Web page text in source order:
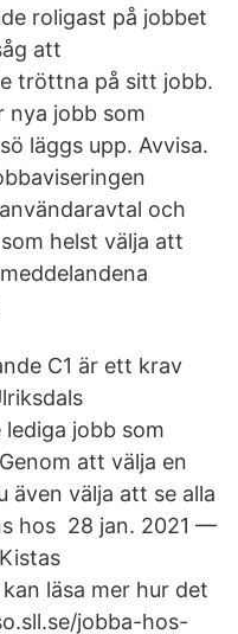
roligast på jobbet
att
tröttna på sitt jobb.
nya jobb som
läggs upp. Avvisa.
och
helst välja att
C1 är ett krav
jobb som
att välja en
även välja att se alla
hos 28 jan. 2021 —
läsa mer hur det
jobba-hos-